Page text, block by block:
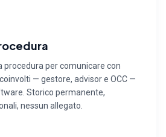
procedura per comunicare con
— gestore, advisor e OCC —
Storico permanente,
nessun allegato.